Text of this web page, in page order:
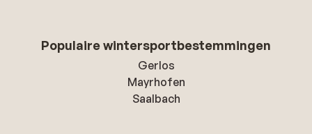
Populaire wintersportbestemmingen
Gerlos
Mayrhofen
Saalbach